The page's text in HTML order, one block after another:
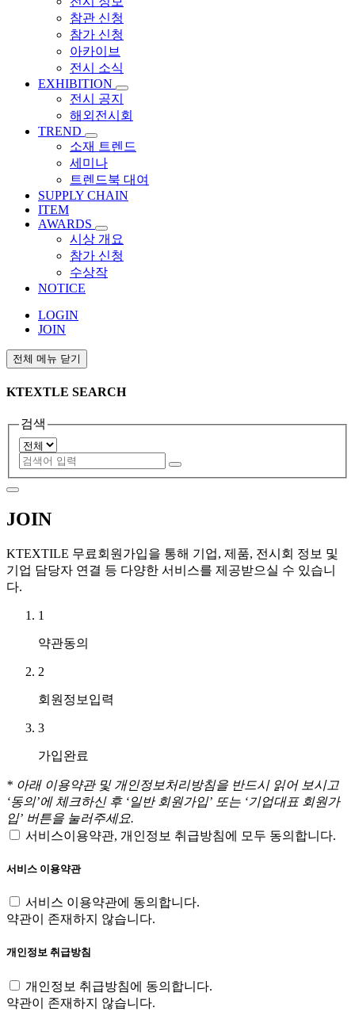
참관 신청
참가 신청
아카이브
전시 소식
EXHIBITION
전시 공지
해외전시회
TREND
소재 트렌드
세미나
트렌드북 대여
SUPPLY CHAIN
ITEM
AWARDS
시상 개요
참가 신청
수상작
NOTICE
LOGIN
JOIN
전체 메뉴 닫기
KTEXTLE SEARCH
검색
JOIN
KTEXTILE 무료회원가입을 통해 기업, 제품, 전시회 정보 및
기업 담당자 연결 등 다양한 서비스를 제공받으실 수 있습니
다.
1
약관동의
2
회원정보입력
3
가입완료
* 아래 이용약관 및 개인정보처리방침을 반드시 읽어 보시고
‘동의’에 체크하신 후 ‘일반 회원가입’ 또는 ‘기업대표 회원가
입’ 버튼을 눌러주세요.
서비스이용약관, 개인정보 취급방침에 모두 동의합니다.
서비스 이용약관
서비스 이용약관에 동의합니다.
약관이 존재하지 않습니다.
개인정보 취급방침
개인정보 취급방침에 동의합니다.
약관이 존재하지 않습니다.